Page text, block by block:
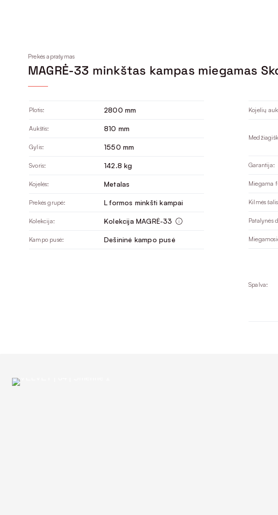
Prekės aprašymas
MAGRĖ-33 minkštas kampas miegamas
Plotis: 2800 mm
Aukštis: 810 mm
Gylis: 1550 mm
Svoris: 142.8 kg
Kojelės: Metalas
Prekės grupė: L formos minkšti kampai
Kolekcija: Kolekcija MAGRĖ-33
Kampo pusė: Dešininė kampo pusė
Kojelių
Garantija:
Miegama
Kilmės
Patalynės
Spalva: